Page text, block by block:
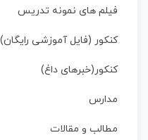
فیلم های نمونه تدریس
کنکور (فایل آموزشی رایگان)
کنکور(خبرهای داغ)
مدارس
مطالب و مقالات